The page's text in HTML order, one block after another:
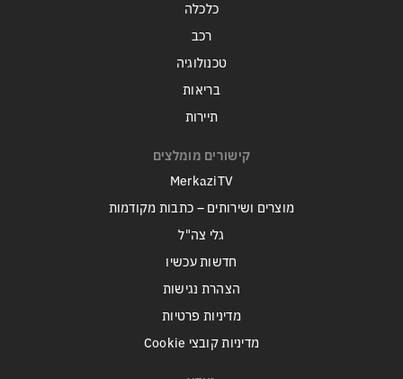
כלכלה
רכב
טכנולוגיה
בריאות
תיירות
קישורים מומלצים
MerkaziTV
מוצרים ושירותים – כתבות מקודמות
גלי צה"ל
חדשות עכשיו
הצהרת נגישות
מדיניות פרטיות
מדיניות קובצי Cookie